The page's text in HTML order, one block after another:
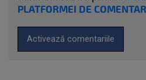
PLATFORMEI DE
Activează comentariile